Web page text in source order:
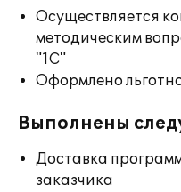
Осуществляется
методическим
"1С"
Оформлено
Выполнены
Доставка
заказчика